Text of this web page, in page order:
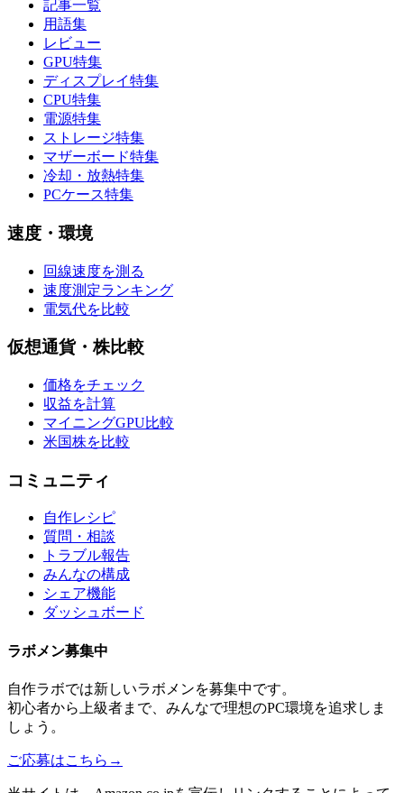
記事一覧
用語集
レビュー
GPU特集
ディスプレイ特集
CPU特集
電源特集
ストレージ特集
マザーボード特集
冷却・放熱特集
PCケース特集
速度・環境
回線速度を測る
速度測定ランキング
電気代を比較
仮想通貨・株比較
価格をチェック
収益を計算
マイニングGPU比較
米国株を比較
コミュニティ
自作レシピ
質問・相談
トラブル報告
みんなの構成
シェア機能
ダッシュボード
ラボメン募集中
自作ラボでは新しいラボメンを募集中です。
初心者から上級者まで、みんなで理想のPC環境を追求しま
しょう。
ご応募はこちら →